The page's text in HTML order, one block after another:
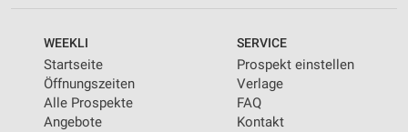
WEEKLI
Startseite
Öffnungszeiten
Alle Prospekte
Angebote
SERVICE
Prospekt einstellen
Verlage
FAQ
Kontakt